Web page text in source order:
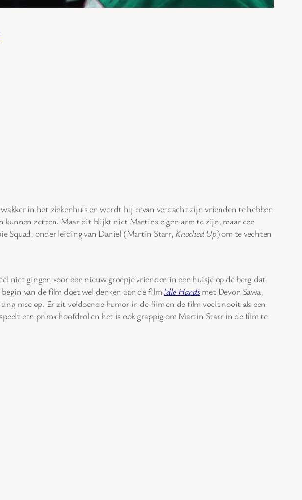
in het ziekenhuis en wordt hij ervan verdacht zijn vrienden te hebben
kunnen zetten. Maar dit blijkt niet Martins eigen arm te zijn, maar een
Squad, onder leiding van Daniel (Martin Starr, Knocked Up) om te vechten
niet gingen voor een nieuw groepje vrienden in een huisje op de berg dat
van de film doet wel denken aan de film Idle Handsmet Devon Sawa,
mee op. Er zit voldoende humor in de film en de film voelt nooit als een
een prima hoofdrol en het is ook grappig om Martin Starr in de film te